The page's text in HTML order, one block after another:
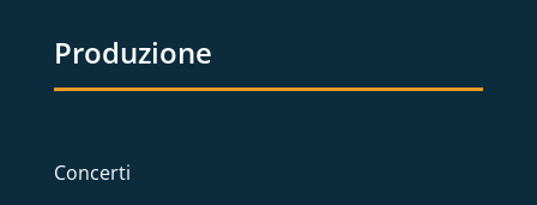
Produzione
Concerti